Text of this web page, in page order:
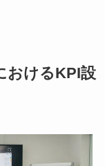
おけるKPI設